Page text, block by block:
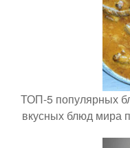
ТОП-5 популярных
вкусных блюд мира